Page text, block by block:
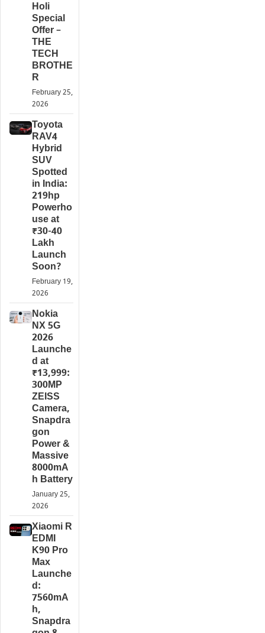
Holi
Special
Offer –
THE
TECH
BROTHE
R
February 25,
2026
Toyota
RAV4
Hybrid
SUV
Spotted
in India:
219hp
Powerho
use at
₹30-40
Lakh
Launch
Soon?
February 19,
2026
Nokia
NX 5G
2026
Launche
d at
₹13,999:
300MP
ZEISS
Camera,
Snapdra
gon
Power &
Massive
8000mA
h Battery
January 25,
2026
Xiaomi R
EDMI
K90 Pro
Max
Launche
d:
7560mA
h,
Snapdra